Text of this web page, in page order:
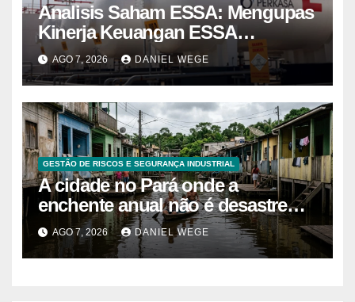
Analisis Saham ESSA: Mengupas
Kinerja Keuangan ESSA
Semester I 2026
AGO 7, 2026 DANIEL WEGE
GESTÃO DE RISCOS E SEGURANÇA INDUSTRIAL
A cidade no Pará onde a
enchente anual não é desastre
mas calendário, as casas são
projetadas com o primeiro andar
descartável, o comércio sobe as
AGO 7, 2026 DANIEL WEGE